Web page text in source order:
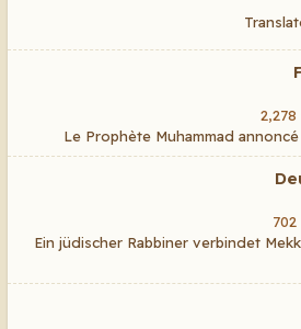
Le Prophète Muhammad
Ein jüdischer Rabbiner verbindet